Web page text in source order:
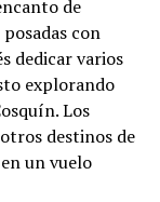
de
con
dedicar varios
explorando
Los
destinos de
un vuelo